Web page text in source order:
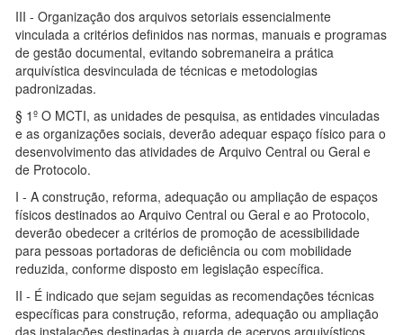
III - Organização dos arquivos setoriais essencialmente
vinculada a critérios definidos nas normas, manuais e programas
de gestão documental, evitando sobremaneira a prática
arquivística desvinculada de técnicas e metodologias
padronizadas.
§ 1º O MCTI, as unidades de pesquisa, as entidades vinculadas
e as organizações sociais, deverão adequar espaço físico para o
desenvolvimento das atividades de Arquivo Central ou Geral e
de Protocolo.
I - A construção, reforma, adequação ou ampliação de espaços
físicos destinados ao Arquivo Central ou Geral e ao Protocolo,
deverão obedecer a critérios de promoção de acessibilidade
para pessoas portadoras de deficiência ou com mobilidade
reduzida, conforme disposto em legislação específica.
II - É indicado que sejam seguidas as recomendações técnicas
específicas para construção, reforma, adequação ou ampliação